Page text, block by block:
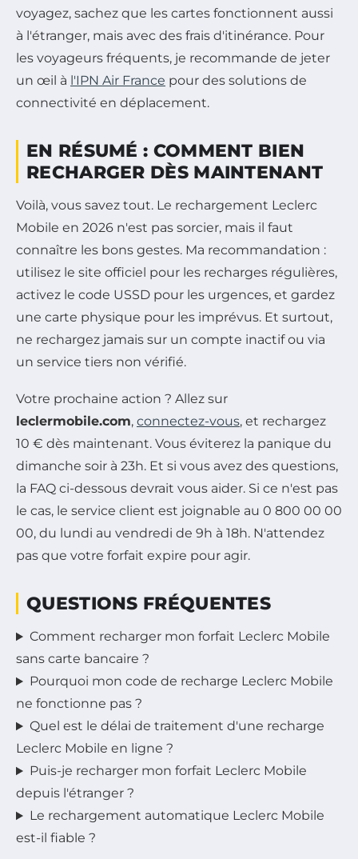
voyagez, sachez que les cartes fonctionnent aussi
à l'étranger, mais avec des frais d'itinérance. Pour
les voyageurs fréquents, je recommande de jeter
un œil à l'IPN Air France pour des solutions de
connectivité en déplacement.
EN RÉSUMÉ : COMMENT BIEN
RECHARGER DÈS MAINTENANT
Voilà, vous savez tout. Le rechargement Leclerc
Mobile en 2026 n'est pas sorcier, mais il faut
connaître les bons gestes. Ma recommandation :
utilisez le site officiel pour les recharges régulières,
activez le code USSD pour les urgences, et gardez
une carte physique pour les imprévus. Et surtout,
ne rechargez jamais sur un compte inactif ou via
un service tiers non vérifié.
Votre prochaine action ? Allez sur
leclermobile.com, connectez-vous, et rechargez
10 € dès maintenant. Vous éviterez la panique du
dimanche soir à 23h. Et si vous avez des questions,
la FAQ ci-dessous devrait vous aider. Si ce n'est pas
le cas, le service client est joignable au 0 800 00 00
00, du lundi au vendredi de 9h à 18h. N'attendez
pas que votre forfait expire pour agir.
QUESTIONS FRÉQUENTES
Comment recharger mon forfait Leclerc Mobile
sans carte bancaire ?
Pourquoi mon code de recharge Leclerc Mobile
ne fonctionne pas ?
Quel est le délai de traitement d'une recharge
Leclerc Mobile en ligne ?
Puis-je recharger mon forfait Leclerc Mobile
depuis l'étranger ?
Le rechargement automatique Leclerc Mobile
est-il fiable ?